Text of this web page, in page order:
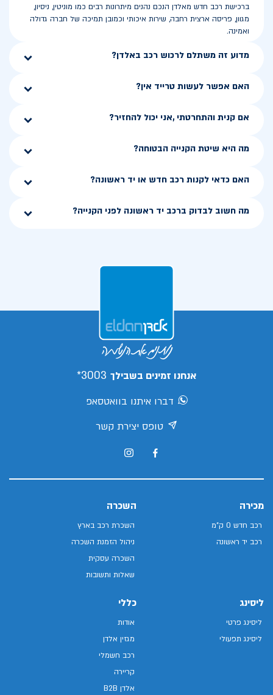
ברכישת רכב חדש מאלדן הנכם נהנים מיתרונות רבים כמו מוניטין, ניסיון,
מגוון, פריסה ארצית רחבה, שירות איכותי וכמובן תמיכה של חברה גדולה
ואמינה.
מדוע זה משתלם לרכוש רכב באלדן?
האם אפשר לעשות טרייד אין?
אם קנית והתחרטתי ,אני יכול להחזיר?
מה היא שיטת הקנייה הבטוחה?
האם כדאי לקנות רכב חדש או יד ראשונה?
מה חשוב לבדוק ברכב יד ראשונה לפני הקנייה?
אנחנו זמינים בשבילך 3003*
דברו איתנו בוואטסאפ
טופס יצירת קשר
מכירה
רכב חדש 0 ק"מ
רכב יד ראשונה
השכרה
השכרת רכב בארץ
ניהול הזמנת השכרה
השכרה עסקית
שאלות ותשובות
ליסינג
ליסינג פרטי
ליסינג תפעולי
כללי
אודות
מגזין אלדן
רכב חשמלי
קריירה
אלדן B2B